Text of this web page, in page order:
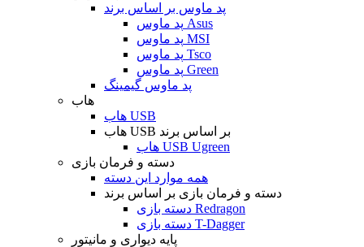
پد ماوس بر اساس برند
پد ماوس Asus
پد ماوس MSI
پد ماوس Tsco
پد ماوس Green
پد ماوس گیمینگ
هاب
هاب USB
هاب USB بر اساس برند
هاب USB Ugreen
دسته و فرمان بازی
همه موارد این دسته
دسته و فرمان بازی بر اساس برند
دسته بازی Redragon
دسته بازی T-Dagger
پایه دیواری و مانیتور